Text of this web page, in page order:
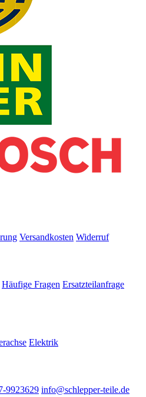
Versandkosten Widerruf
Häufige Fragen Ersatzteilanfrage
Elektrik
9923629 info@schlepper-teile.de